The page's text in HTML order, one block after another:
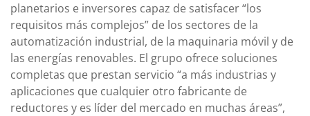
planetarios e inversores capaz de satisfacer “los
requisitos más complejos” de los sectores de la
automatización industrial, de la maquinaria móvil y de
las energías renovables. El grupo ofrece soluciones
completas que prestan servicio “a más industrias y
aplicaciones que cualquier otro fabricante de
reductores y es líder del mercado en muchas áreas”,